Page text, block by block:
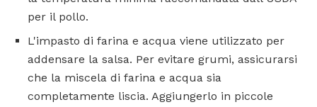
per il pollo.
L'impasto di farina e acqua viene utilizzato per
addensare la salsa. Per evitare grumi, assicurarsi
che la miscela di farina e acqua sia
completamente liscia. Aggiungerlo in piccole